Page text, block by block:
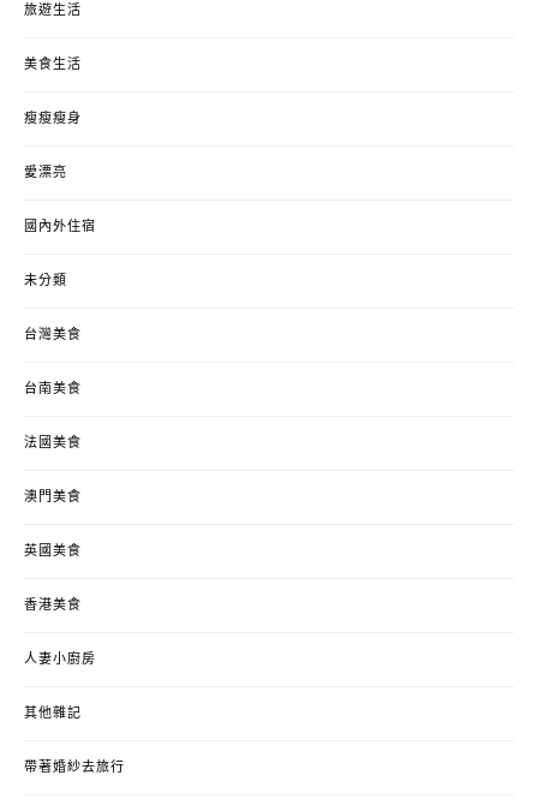
旅遊生活
美食生活
瘦瘦瘦身
愛漂亮
國內外住宿
未分類
台灣美食
台南美食
法國美食
澳門美食
英國美食
香港美食
人妻小廚房
其他雜記
帶著婚紗去旅行